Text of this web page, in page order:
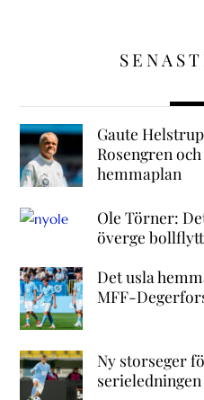
Gaute
Rosengren
hemmaplan
Ole Törner:
överge
Det usla
MFF-
Ny storseger
serieledningen